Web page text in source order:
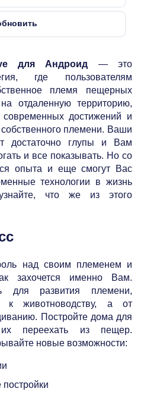
для Андроид — это
где пользователям
племя пещерных
отдаленную территорию,
современных достижений и
племени. Ваши
достаточно глупы и Вам
и все показывать. Но со
опыта и еще смогут Вас
технологии в жизнь
что же из этого
над своим племенем и
захочется именно Вам.
для развития племени,
к животноводству, а от
Постройте дома для
переехать из пещер.
новые возможности: